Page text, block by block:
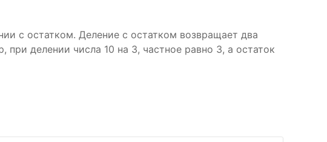
с остатком. Деление с остатком возвращает два
при делении числа 10 на 3, частное равно 3, а остаток